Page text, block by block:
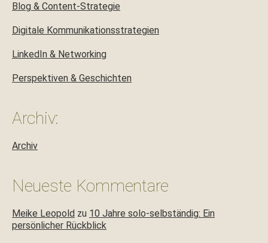
Blog & Content-Strategie
Digitale Kommunikationsstrategien
LinkedIn & Networking
Perspektiven & Geschichten
Archiv:
Archiv
Neueste Kommentare
Meike Leopold zu 10 Jahre solo-selbständig: Ein
persönlicher Rückblick